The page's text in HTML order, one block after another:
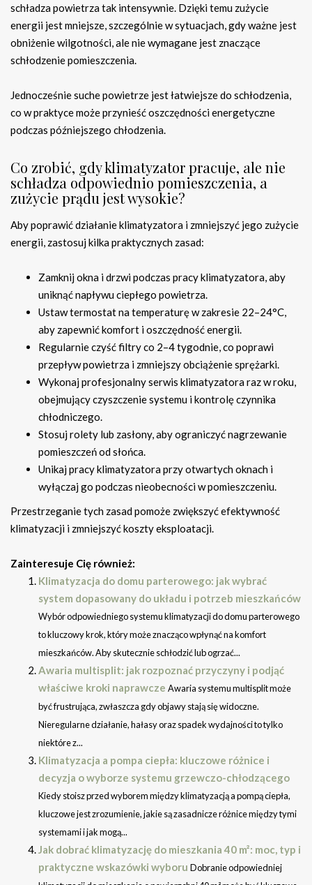
schładza powietrza tak intensywnie. Dzięki temu zużycie
energii jest mniejsze, szczególnie w sytuacjach, gdy ważne jest
obniżenie wilgotności, ale nie wymagane jest znaczące
schłodzenie pomieszczenia.
Jednocześnie suche powietrze jest łatwiejsze do schłodzenia,
co w praktyce może przynieść oszczędności energetyczne
podczas późniejszego chłodzenia.
Co zrobić, gdy klimatyzator pracuje, ale nie
schładza odpowiednio pomieszczenia, a
zużycie prądu jest wysokie?
Aby poprawić działanie klimatyzatora i zmniejszyć jego zużycie
energii, zastosuj kilka praktycznych zasad:
Zamknij okna i drzwi podczas pracy klimatyzatora, aby
uniknąć napływu ciepłego powietrza.
Ustaw termostat na temperaturę w zakresie 22–24°C,
aby zapewnić komfort i oszczędność energii.
Regularnie czyść filtry co 2–4 tygodnie, co poprawi
przepływ powietrza i zmniejszy obciążenie sprężarki.
Wykonaj profesjonalny serwis klimatyzatora raz w roku,
obejmujący czyszczenie systemu i kontrolę czynnika
chłodniczego.
Stosuj rolety lub zasłony, aby ograniczyć nagrzewanie
pomieszczeń od słońca.
Unikaj pracy klimatyzatora przy otwartych oknach i
wyłączaj go podczas nieobecności w pomieszczeniu.
Przestrzeganie tych zasad pomoże zwiększyć efektywność
klimatyzacji i zmniejszyć koszty eksploatacji.
Zainteresuje Cię również:
Klimatyzacja do domu parterowego: jak wybrać
system dopasowany do układu i potrzeb mieszkańców
Wybór odpowiedniego systemu klimatyzacji do domu parterowego
to kluczowy krok, który może znacząco wpłynąć na komfort
mieszkańców. Aby skutecznie schłodzić lub ogrzać...
Awaria multisplit: jak rozpoznać przyczyny i podjąć
właściwe kroki naprawcze Awaria systemu multisplit może
być frustrująca, zwłaszcza gdy objawy stają się widoczne.
Nieregularne działanie, hałasy oraz spadek wydajności to tylko
niektóre z...
Klimatyzacja a pompa ciepła: kluczowe różnice i
decyzja o wyborze systemu grzewczo-chłodzącego
Kiedy stoisz przed wyborem między klimatyzacją a pompą ciepła,
kluczowe jest zrozumienie, jakie są zasadnicze różnice między tymi
systemami i jak mogą...
Jak dobrać klimatyzację do mieszkania 40 m²: moc, typ i
praktyczne wskazówki wyboru Dobranie odpowiedniej